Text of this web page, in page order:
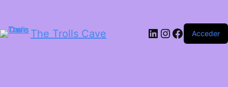
The Trolls Cave LinkedIn
Instagram
Facebook
Acceder